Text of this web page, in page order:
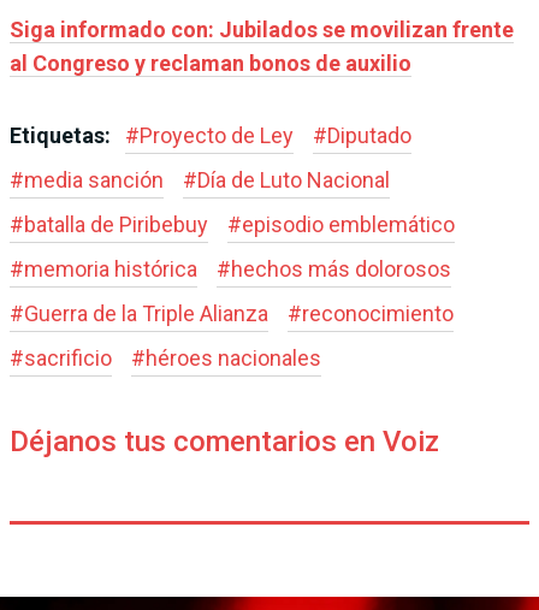
Siga informado con: Jubilados se movilizan frente
al Congreso y reclaman bonos de auxilio
Etiquetas: #Proyecto de Ley #Diputado
#media sanción #Día de Luto Nacional
#batalla de Piribebuy #episodio emblemático
#memoria histórica #hechos más dolorosos
#Guerra de la Triple Alianza #reconocimiento
#sacrificio #héroes nacionales
Déjanos tus comentarios en Voiz